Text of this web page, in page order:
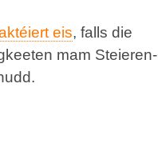
eis, falls die
mam Steieren-